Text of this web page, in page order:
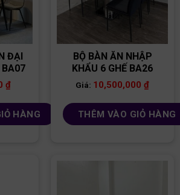
ĐẠI
BA07
₫
HÀNG
BỘ BÀN ĂN NHẬP
KHẨU 6 GHẾ BA26
Giá: 10,500,000₫
THÊM VÀO GIỎ HÀNG